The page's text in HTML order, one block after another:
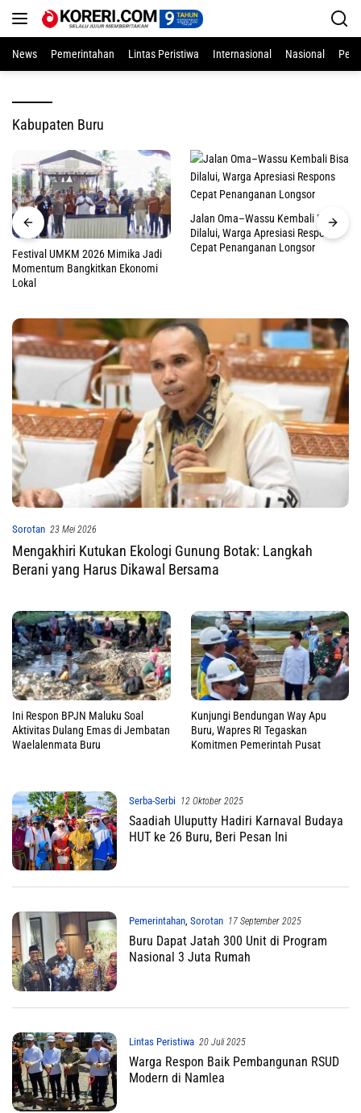
News
Pemerintahan Lintas Peristiwa Internasional Nasional
Kabupaten Buru
Festival UMKM 2026 Mimika Jadi
Momentum Bangkitkan Ekonomi
Lokal
Jalan Oma–Wassu Kembali Bisa
Dilalui, Warga Apresiasi Respons
Cepat Penanganan Longsor
Sorotan 23 Mei 2026
Mengakhiri Kutukan Ekologi Gunung Botak: Langkah
Berani yang Harus Dikawal Bersama
Ini Respon BPJN Maluku Soal
Aktivitas Dulang Emas di Jembatan
Waelalenmata Buru
Kunjungi Bendungan Way Apu
Buru, Wapres RI Tegaskan
Komitmen Pemerintah Pusat
Serba-Serbi 12 Oktober 2025
Saadiah Uluputty Hadiri Karnaval Budaya
HUT ke 26 Buru, Beri Pesan Ini
Pemerintahan, Sorotan 17 September 2025
Buru Dapat Jatah 300 Unit di Program
Nasional 3 Juta Rumah
Lintas Peristiwa 20 Juli 2025
Warga Respon Baik Pembangunan RSUD
Modern di Namlea